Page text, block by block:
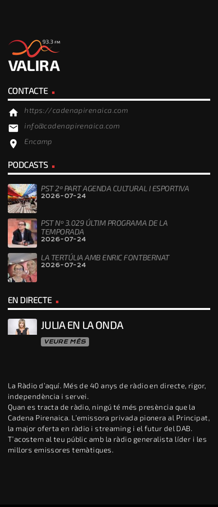
CONTACTE
home https://cadenapirenaica.com
email info@cadenapirenaica.com
location_on Encamp
PODCASTS
PST 2ª PART AGENDA CULTURAL I ESPORTIVA
2026-07-24
PST Nº 3.029 ÚLTIM PROGRAMA DE LA
TEMPORADA
2026-07-24
LA TERTÚLIA AMB ENRIC FONTBERNAT
2026-07-24
EN DIRECTE
JULIA EN LA ONDA
VEURE MÉS
La Ràdio d’aquí. Més de 40 anys de ràdio en directe, rigor,
independència i servei.
Quan es tracta de ràdio, ningú té més presència que la
Cadena Pirenaica. L’emissora privada pionera al Principat,
la major oferta en ràdio i streaming i el futur del DAB.
T’acostem al teu públic amb la ràdio generalista líder i les
millors emissores temàtiques.